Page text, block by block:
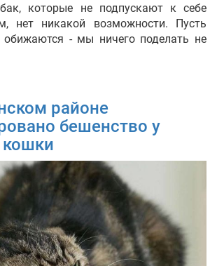
которые не подпускают к себе
нет никакой возможности. Пусть
обижаются - мы ничего поделать не
районе
бешенство у